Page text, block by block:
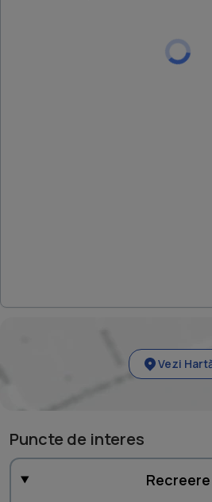
linistiti; - Zona cu locuri de
mai multe informatii sau
Vezi
Puncte de interes
Recreere